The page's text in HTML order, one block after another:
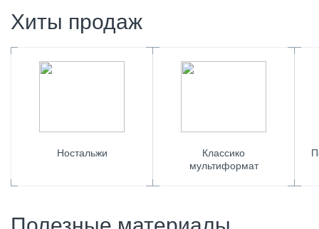
Хиты продаж
Ностальжи
Классико
мультиформат